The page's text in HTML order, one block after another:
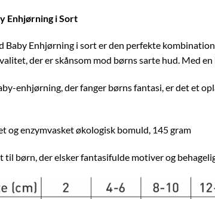
Enhjørning i Sort
Baby Enhjørning i sort er den perfekte
der er skånsom mod børns sarte hud. Med
enhjørning, der fanger børns fantasi, er det et
og enzymvasket økologisk bomuld, 145 gram
til børn, der elsker fantasifulde motiver og